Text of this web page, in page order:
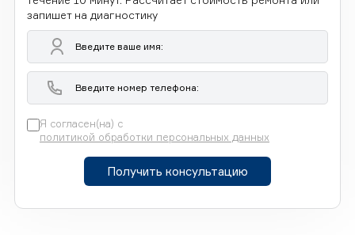
запишет на диагностику
Я согласен(на) с
политикой обработки персональных данных
Получить консультацию